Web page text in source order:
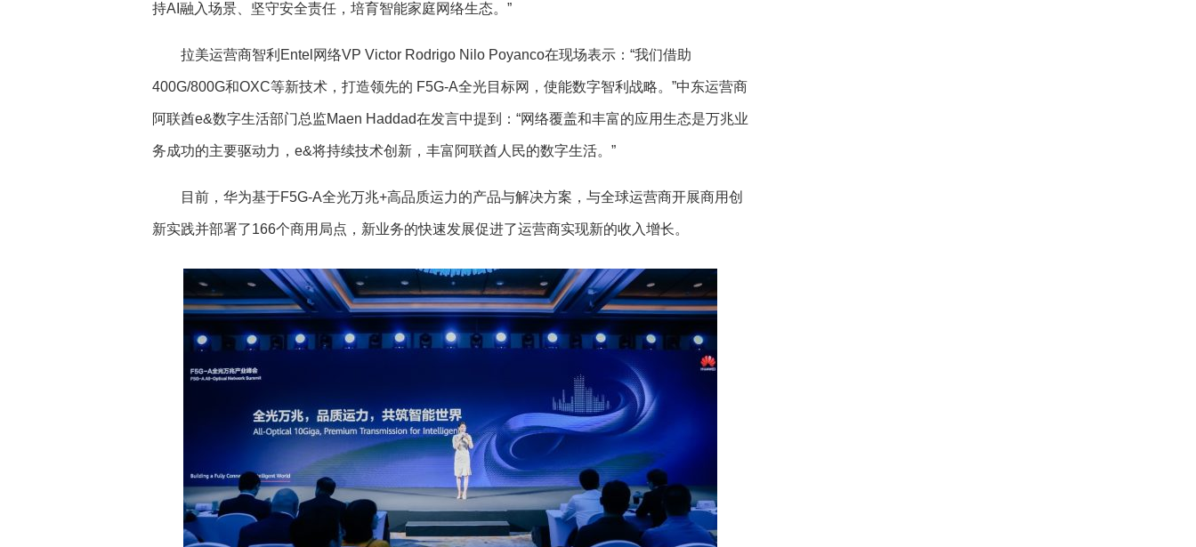
持AI融入场景、坚守安全责任，培育智能家庭网络生态。”
拉美运营商智利Entel网络VP Victor Rodrigo Nilo Poyanco在现场表示：“我们借助
400G/800G和OXC等新技术，打造领先的 F5G-A全光目标网，使能数字智利战略。”中东运营商
阿联酋e&数字生活部门总监Maen Haddad在发言中提到：“网络覆盖和丰富的应用生态是万兆业
务成功的主要驱动力，e&将持续技术创新，丰富阿联酋人民的数字生活。”
目前，华为基于F5G-A全光万兆+高品质运力的产品与解决方案，与全球运营商开展商用创
新实践并部署了166个商用局点，新业务的快速发展促进了运营商实现新的收入增长。